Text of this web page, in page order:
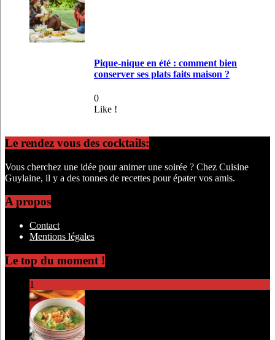
Pique-nique en été : comment bien
conserver ses plats faits maison ?
0
Like !
Le rendez vous des cocktails:
Vous cherchez une idée pour animer une soirée ? Chez Cuisine
Guylaine, il y a des tonnes de recettes pour épater vos amis.
A propos
Contact
Mentions légales
Le top du moment !
1